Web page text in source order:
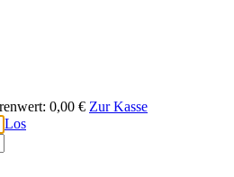
0,00 € Zur Kasse
Los